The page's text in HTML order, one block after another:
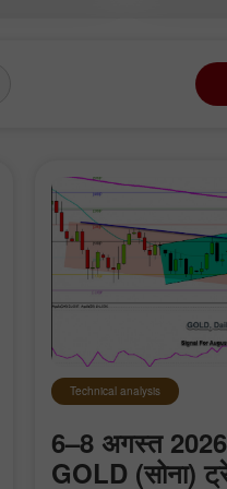
Technical analysis
6–8 अगस्त
GOLD (सोना)